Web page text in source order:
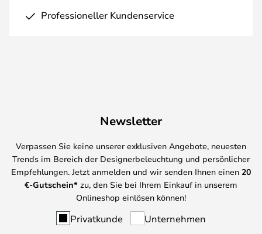
Professioneller Kundenservice
Newsletter
Verpassen Sie keine unserer exklusiven Angebote, neuesten
Trends im Bereich der Designerbeleuchtung und persönlicher
Empfehlungen. Jetzt anmelden und wir senden Ihnen einen 20
€-Gutschein* zu, den Sie bei Ihrem Einkauf in unserem
Onlineshop einlösen können!
Privatkunde Unternehmen